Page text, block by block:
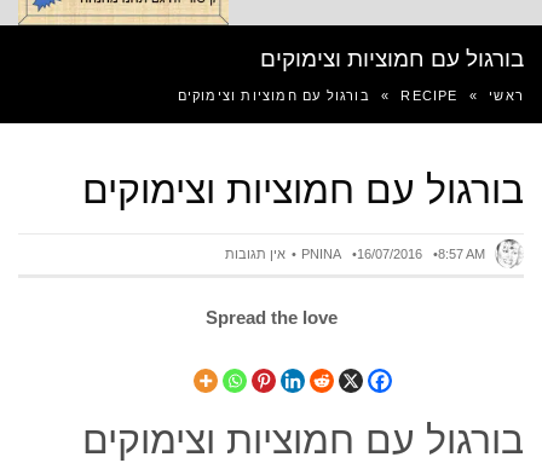
בורגול עם חמוציות וצימוקים
ראשי »
RECIPE
» בורגול עם חמוציות וצימוקים
בורגול עם חמוציות וצימוקים
PNINA 16/07/2016 8:57 AM אין תגובות
Spread the love
בורגול עם חמוציות וצימוקים